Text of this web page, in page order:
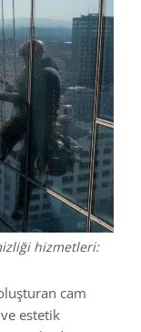
hizmetleri:
cam
estetik